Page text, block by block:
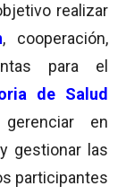
realizar
, cooperación,
para el
de Salud
en
y gestionar las
participantes